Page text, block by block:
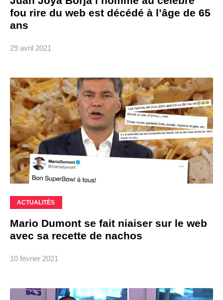
fou rire du web est décédé à l’âge de 65
ans
29 avril 2021
ACTUALITÉS
Mario Dumont se fait niaiser sur le web
avec sa recette de nachos
10 février 2021